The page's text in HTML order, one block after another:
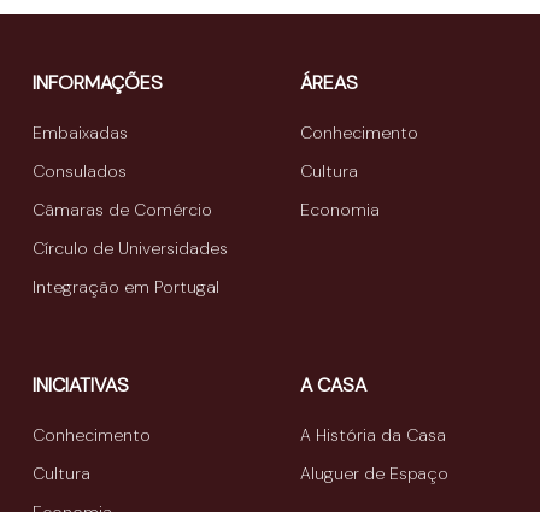
INFORMAÇÕES
Embaixadas
Consulados
Câmaras de Comércio
Círculo de Universidades
Integração em Portugal
ÁREAS
Conhecimento
Cultura
Economia
INICIATIVAS
Conhecimento
Cultura
A CASA
A História da Casa
Aluguer de Espaço